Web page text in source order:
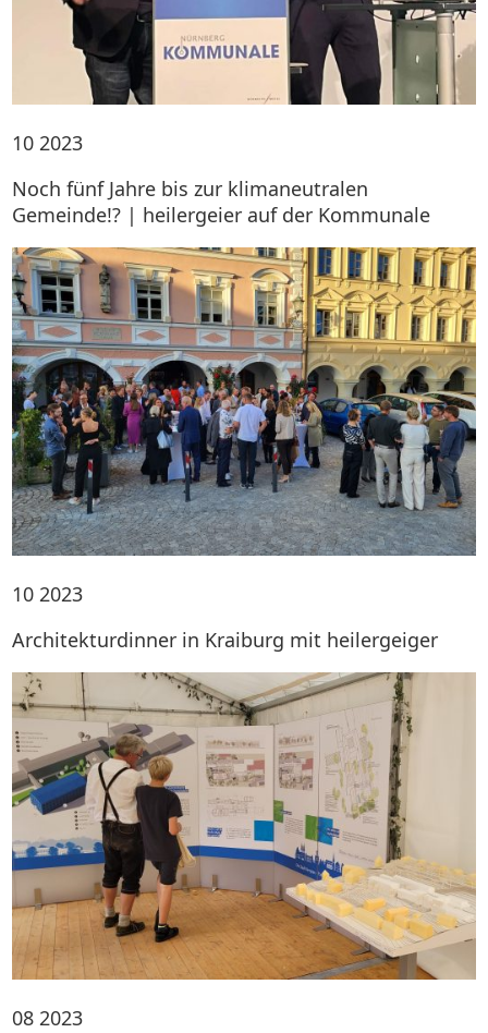
10 2023
Noch fünf Jahre bis zur klimaneutralen
Gemeinde!? | heilergeier auf der Kommunale
10 2023
Architekturdinner in Kraiburg mit heilergeiger
08 2023